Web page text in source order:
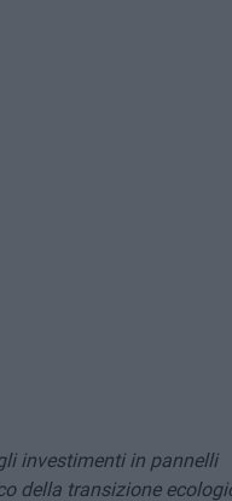
investimenti in pannelli
della transizione